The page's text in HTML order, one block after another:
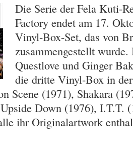
Die Serie der Fela Kuti-
Factory endet am 17.
Vinyl-Box-Set, das von
zusammengestellt
Questlove und Ginger
die dritte Vinyl-Box in
Scene (1971), Shakara
Down (1976), I.T.T.
ihr Originalartwork